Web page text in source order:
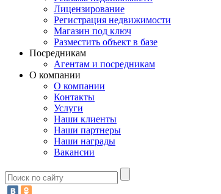
Лицензирование
Регистрация недвижимости
Магазин под ключ
Разместить объект в базе
Посредникам
Агентам и посредникам
О компании
О компании
Контакты
Услуги
Наши клиенты
Наши партнеры
Наши награды
Вакансии